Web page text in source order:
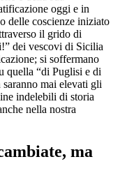
oggi e in
delle coscienze iniziato
il grido di
dei vescovi di Sicilia
si soffermano
quella “di Puglisi e di
mai elevati gli
indelebili di storia
nella nostra
ma